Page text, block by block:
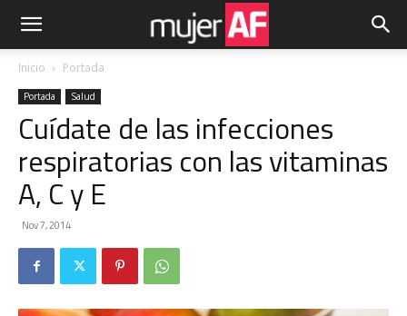
Inicio Portada
Portada Salud
Cuídate de las infecciones
respiratorias con las vitaminas
A, C y E
Nov 7, 2014